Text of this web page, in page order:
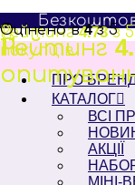
до
вмісту
ПРО
КАТАЛОГ
ВСІ
АКЦІЇ
Рейтинг
11
Рейтинг
11
Рейтинг4.73з
11
покупців
Оцінено в4з 5